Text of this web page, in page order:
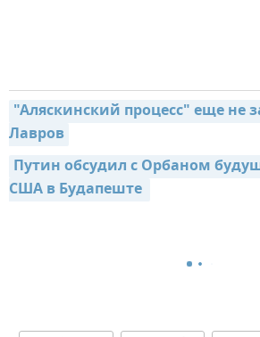
"Аляскинский процесс" еще не
Лавров
Путин обсудил с Орбаном
США в Будапеште